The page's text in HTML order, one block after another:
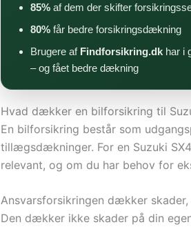
85% af dem der skifter
80% får bedre forsikringsdækning
Brugere af Findforsikring.dk har i
– og fået bedre dækning
Hvad dækker en bilforsikring til
En bilforsikring består som
tillægsdækninger. For en Suzuki
relevant, og om du har behov for
Ansvarsforsikringen dækker
Den dækker ikke skader på din